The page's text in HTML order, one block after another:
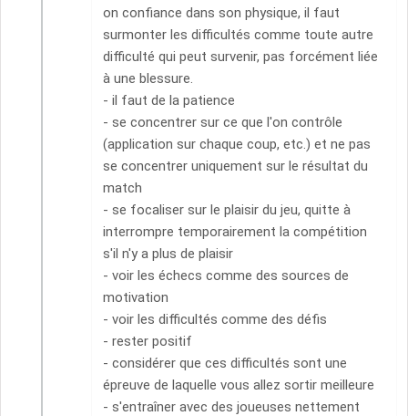
on confiance dans son physique, il faut
surmonter les difficultés comme toute autre
difficulté qui peut survenir, pas forcément liée
à une blessure.
- il faut de la patience
- se concentrer sur ce que l'on contrôle
(application sur chaque coup, etc.) et ne pas
se concentrer uniquement sur le résultat du
match
- se focaliser sur le plaisir du jeu, quitte à
interrompre temporairement la compétition
s'il n'y a plus de plaisir
- voir les échecs comme des sources de
motivation
- voir les difficultés comme des défis
- rester positif
- considérer que ces difficultés sont une
épreuve de laquelle vous allez sortir meilleure
- s'entraîner avec des joueuses nettement